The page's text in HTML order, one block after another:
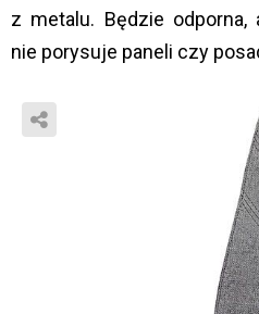
z metalu. Będzie odporna,
nie porysuje paneli czy